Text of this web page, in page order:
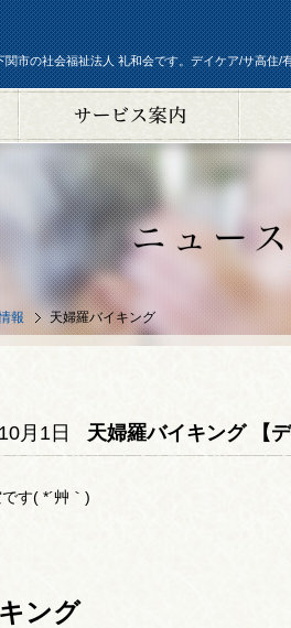
関市の社会福祉法人 礼和会です。デイケア/サ高住/
報 天婦羅バイキング
月1日 天婦羅バイキング 【
す( *´艸｀)
ング